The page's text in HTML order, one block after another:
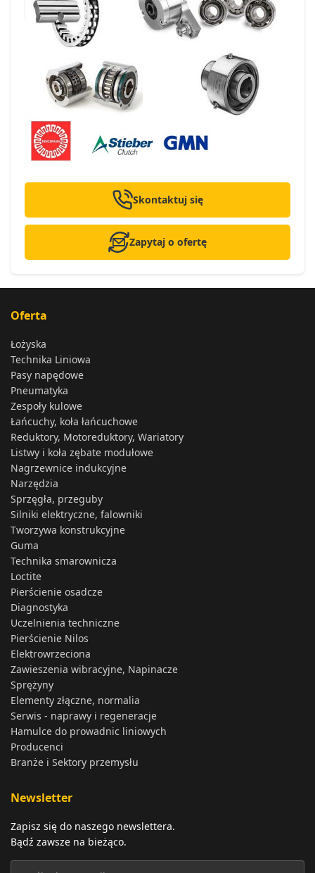
Skontaktuj się
Zapytaj o ofertę
Oferta
Łożyska
Technika Liniowa
Pasy napędowe
Pneumatyka
Zespoły kulowe
Łańcuchy, koła łańcuchowe
Reduktory, Motoreduktory, Wariatory
Listwy i koła zębate modułowe
Nagrzewnice indukcyjne
Narzędzia
Sprzęgła, przeguby
Silniki elektryczne, falowniki
Tworzywa konstrukcyjne
Guma
Technika smarownicza
Loctite
Pierścienie osadcze
Diagnostyka
Uczelnienia techniczne
Pierścienie Nilos
Elektrowrzeciona
Zawieszenia wibracyjne, Napinacze
Sprężyny
Elementy złączne, normalia
Serwis - naprawy i regeneracje
Hamulce do prowadnic liniowych
Producenci
Branże i Sektory przemysłu
Newsletter
Zapisz się do naszego newslettera.
Bądź zawsze na bieżąco.